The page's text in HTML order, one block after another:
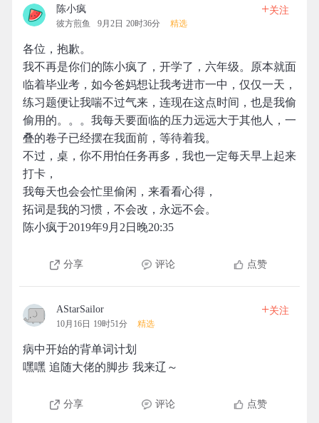
陈小疯
彼方煎鱼 9月2日 20时36分 精选
+关注
各位，抱歉。
我不再是你们的陈小疯了，开学了，六年级。原本就面
临着毕业考，如今爸妈想让我考进市一中，仅仅一天，
练习题便让我喘不过气来，连现在这点时间，也是我偷
偷用的。。。我每天要面临的压力远远大于其他人，一
叠的卷子已经摆在我面前，等待着我。
不过，桌，你不用怕任务再多，我也一定每天早上起来
打卡，
我每天也会会忙里偷闲，来看看心得，
拓词是我的习惯，不会改，永远不会。
陈小疯于2019年9月2日晚20:35
分享 评论 点赞
AStarSailor
10月16日 19时51分 精选
+关注
病中开始的背单词计划
嘿嘿 追随大佬的脚步 我来辽～
分享 评论 点赞